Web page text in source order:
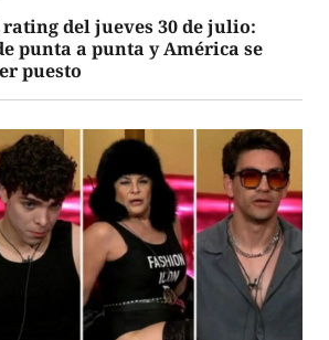
rating del jueves 30 de julio:
punta a punta y América se
puesto